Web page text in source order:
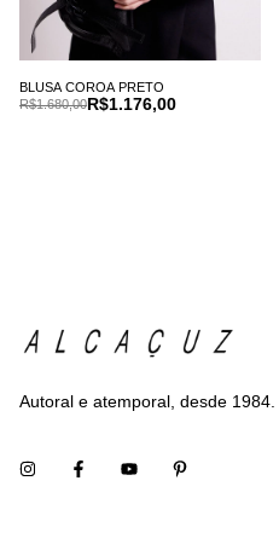
BLUSA COROA PRETO
R$1.176,00
R$1.680,00
Autoral e atemporal, desde 1984.